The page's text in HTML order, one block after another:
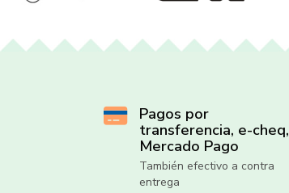
Pagos por
transferencia, e-cheq,
Mercado Pago
También efectivo a contra
entrega